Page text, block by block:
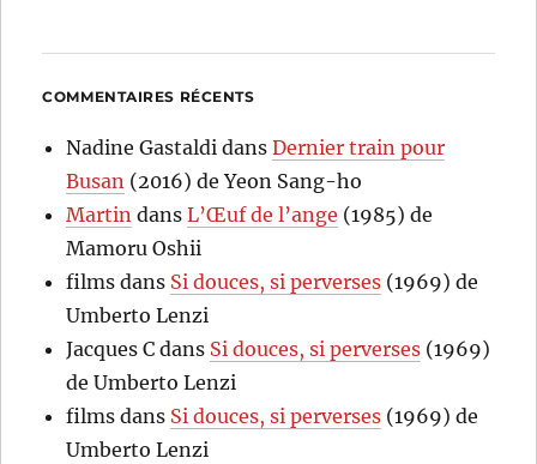
COMMENTAIRES RÉCENTS
Nadine Gastaldi dansDernier train pour
Busan (2016) de Yeon Sang-ho
Martin dansL’Œuf de l’ange (1985) de
Mamoru Oshii
films dans Si douces, si perverses (1969) de
Umberto Lenzi
Jacques C dans Si douces, si perverses (1969)
de Umberto Lenzi
films dans Si douces, si perverses (1969) de
Umberto Lenzi